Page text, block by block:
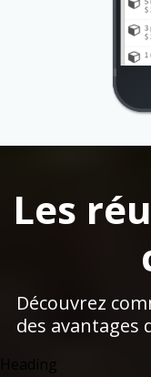
Les
Découvrez
des avantages
Heading